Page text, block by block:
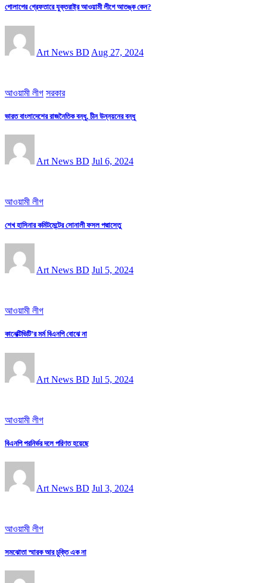
গোলাপের গ্রেফতারে যুক্তরাষ্ট্র আওয়ামী লীগে আতঙ্ক কেন?
Art News BD Aug 27, 2024
আওয়ামী লীগ সরকার
ভারত বাংলাদেশের রাজনৈতিক বন্ধু, চীন উন্নয়নের বন্ধু
Art News BD Jul 6, 2024
আওয়ামী লীগ
শেখ হাসিনার কমিটমেন্টের সোনালী ফসল পদ্মাসেতু
Art News BD Jul 5, 2024
আওয়ামী লীগ
কানেক্টিভিটি’র মর্ম বিএনপি বোঝে না
Art News BD Jul 5, 2024
আওয়ামী লীগ
বিএনপি পরনির্ভর দলে পরিণত হয়েছে
Art News BD Jul 3, 2024
আওয়ামী লীগ
সমঝোতা স্মারক আর চুক্তি এক না